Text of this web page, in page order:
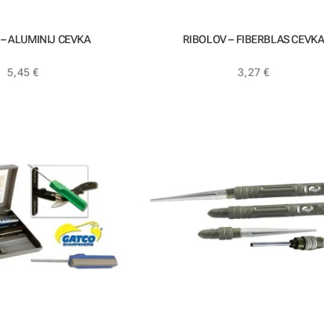
ALUMINIJ CEVKA
5,45 €
RIBOLOV – FIBERBLAS CEVKA
3,27 €